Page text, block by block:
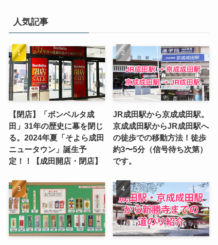
人気記事
【閉店】「ボンベルタ成
田」31年の歴史に幕を閉じ
る。2024年夏「そよら成田
ニュータウン」誕生予
定！！【成田開店・閉店】
JR成田駅から京成成田駅。
京成成田駅からJR成田駅へ
の徒歩での移動方法！徒歩
約3〜5分（信号待ち次第）
です。